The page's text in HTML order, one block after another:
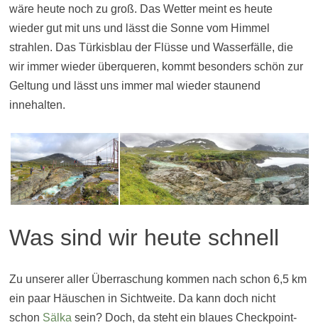
wäre heute noch zu groß. Das Wetter meint es heute
wieder gut mit uns und lässt die Sonne vom Himmel
strahlen. Das Türkisblau der Flüsse und Wasserfälle, die
wir immer wieder überqueren, kommt besonders schön zur
Geltung und lässt uns immer mal wieder staunend
innehalten.
Was sind wir heute schnell
Zu unserer aller Überraschung kommen nach schon 6,5 km
ein paar Häuschen in Sichtweite. Da kann doch nicht
schon Sälkasein? Doch, da steht ein blaues Checkpoint-